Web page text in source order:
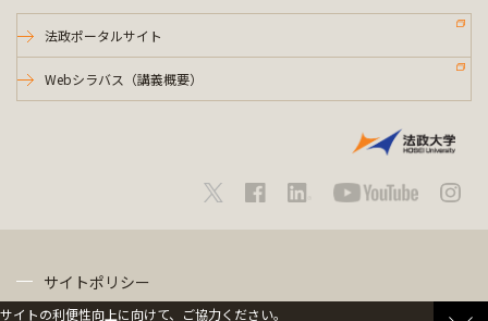
法政ポータルサイト
Webシラバス（講義概要）
サイトポリシー
サイトの利便性向上に向けて、ご協力ください。